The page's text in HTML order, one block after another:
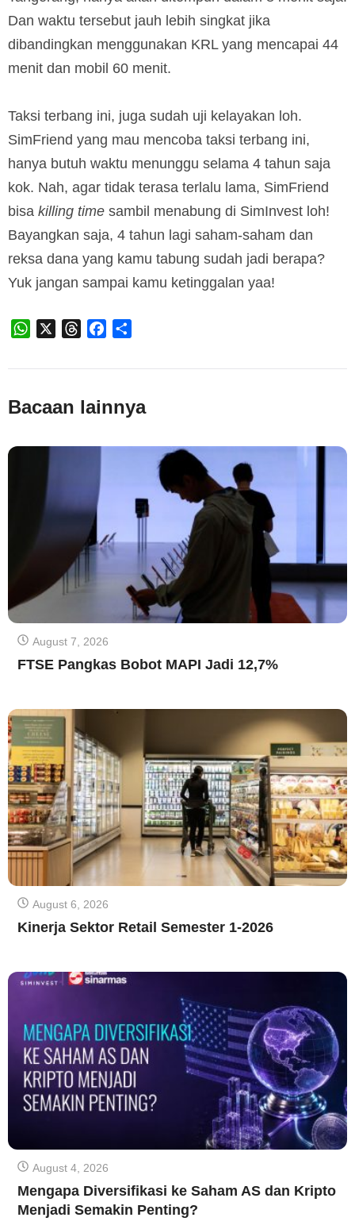
Dan waktu tersebut jauh lebih singkat jika
dibandingkan menggunakan KRL yang mencapai 44
menit dan mobil 60 menit.
Taksi terbang ini, juga sudah uji kelayakan loh.
SimFriend yang mau mencoba taksi terbang ini,
hanya butuh waktu menunggu selama 4 tahun saja
kok. Nah, agar tidak terasa terlalu lama, SimFriend
bisa killing time sambil menabung di SimInvest loh!
Bayangkan saja, 4 tahun lagi saham-saham dan
reksa dana yang kamu tabung sudah jadi berapa?
Yuk jangan sampai kamu ketinggalan yaa!
WhatsApp ThreadsFacebook
Bacaan lainnya
August 7, 2026
FTSE Pangkas Bobot MAPI Jadi 12,7%
August 6, 2026
Kinerja Sektor Retail Semester 1-2026
August 4, 2026
Mengapa Diversifikasi ke Saham AS dan Kripto
Menjadi Semakin Penting?